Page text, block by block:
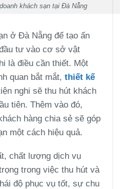
khách sạn tại Đà Nẵng
ở Đà Nẵng để tạo ấn
tư vào cơ sở vật
là điều cần thiết. Một
quan bắt mắt, thiết kế
nghi sẽ thu hút khách
tiên. Thêm vào đó,
hàng chia sẻ sẽ góp
một cách hiệu quả.
chất lượng dịch vụ
trong việc thu hút và
độ phục vụ tốt, sự chu